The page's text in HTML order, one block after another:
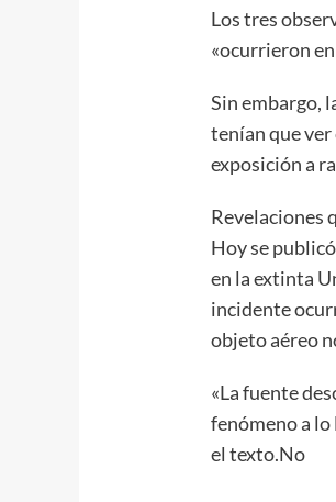
Los tres
«ocurrieron
Sin embargo,
tenían que
exposición a
Revelaciones
Hoy se
en la extinta
incidente
objeto aéreo
«La fuente
fenómeno a lo
el texto.No